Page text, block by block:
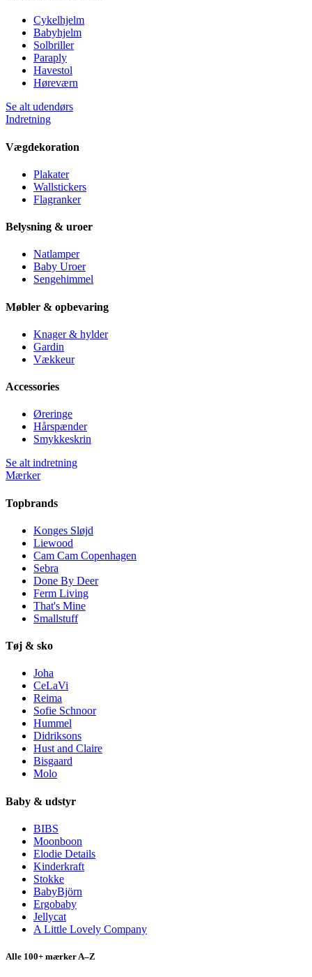
Cykelhjelm
Babyhjelm
Solbriller
Paraply
Havestol
Høreværn
Se alt udendørs
Indretning
Vægdekoration
Plakater
Wallstickers
Flagranker
Belysning & uroer
Natlamper
Baby Uroer
Sengehimmel
Møbler & opbevaring
Knager & hylder
Gardin
Vækkeur
Accessories
Øreringe
Hårspænder
Smykkeskrin
Se alt indretning
Mærker
Topbrands
Konges Sløjd
Liewood
Cam Cam Copenhagen
Sebra
Done By Deer
Ferm Living
That's Mine
Smallstuff
Tøj & sko
Joha
CeLaVi
Reima
Sofie Schnoor
Hummel
Didriksons
Hust and Claire
Bisgaard
Molo
Baby & udstyr
BIBS
Moonboon
Elodie Details
Kinderkraft
Stokke
BabyBjörn
Ergobaby
Jellycat
A Little Lovely Company
Alle 100+ mærker A–Z